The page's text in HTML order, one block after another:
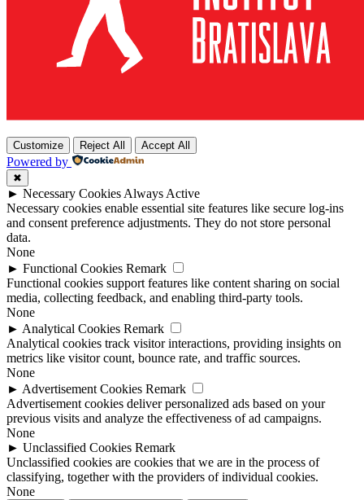
Customize Reject All Accept All
Powered by
✖
► Necessary Cookies Always Active
Necessary cookies enable essential site features like secure log-ins
and consent preference adjustments. They do not store personal
data.
None
► Functional Cookies Remark
Functional cookies support features like content sharing on social
media, collecting feedback, and enabling third-party tools.
None
► Analytical Cookies Remark
Analytical cookies track visitor interactions, providing insights on
metrics like visitor count, bounce rate, and traffic sources.
None
► Advertisement Cookies Remark
Advertisement cookies deliver personalized ads based on your
previous visits and analyze the effectiveness of ad campaigns.
None
► Unclassified Cookies Remark
Unclassified cookies are cookies that we are in the process of
classifying, together with the providers of individual cookies.
None